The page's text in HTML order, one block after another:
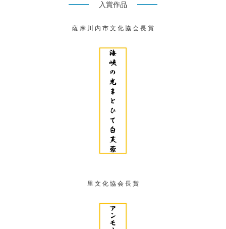
入賞作品
薩 摩 川 内 市 文 化 協 会 長 賞
里 文 化 協 会 長 賞